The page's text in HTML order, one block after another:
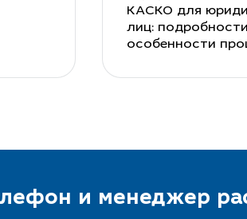
КАСКО для
лиц:
особенности
и менеджер